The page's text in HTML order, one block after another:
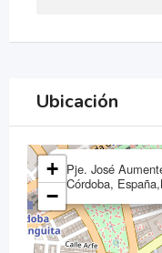
Ubicación
Pje. José
Córdoba,
+
−